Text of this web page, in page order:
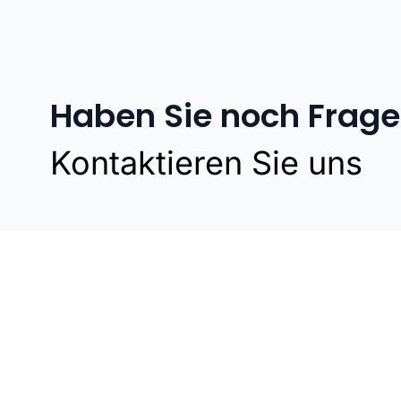
Haben Sie noch
Kontaktieren Sie uns